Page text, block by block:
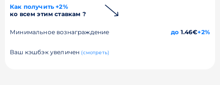
Как получить +2%
ко всем этим ставкам ?
Минимальное вознаграждение до 1.46€+2%
Ваш кэшбэк увеличен (смотреть)